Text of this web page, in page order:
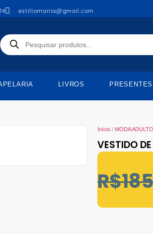
estillomania@gmail.com
LIVROS PRESENTES
Início/ MODA
VESTIDO
R$